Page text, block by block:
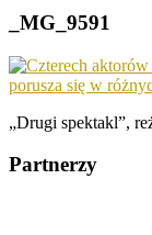
_MG_9591
„Drugi spektakl”,
Partnerzy